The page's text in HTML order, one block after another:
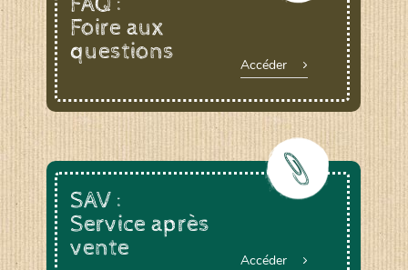
Le YOGA ou le BAIN DE GONG, animée par
Un ATELIER PRATIQUE ET THEORIQUE
autour du jardinage, biodynamie, la graine…
La RANDONNEE PEDESTRE pour profiter des
chemins bucoliques des environs
Et d’autres activités diverses : cuisine,
vannerie, inventaires sur notre domaine avec
un expert de la LPO, géobiologie…
Foire aux
questions
Accéder
SAV :
Service après
vente
Accéder